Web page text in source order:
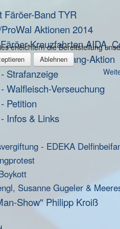
Färöer-Band TYR
Aktionen 2014
Kreuzfahrten AIDA,
- Anti-Walfang-Aktion
Strafanzeige
Walfleisch-Verseuchung
Petition
Infos & Links
- EDEKA
Susanne Gugeler &
Show" Philipp Kroiß
erleichtern die Bereitstellung
Ablehnen